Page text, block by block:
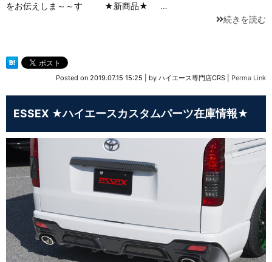
をお伝えしま～～す ★新商品★ …
続きを読む
Posted on 2019.07.15 15:25 by ハイエース専門店CRS Perma Link
ESSEX ★ハイエースカスタムパーツ在庫情報★